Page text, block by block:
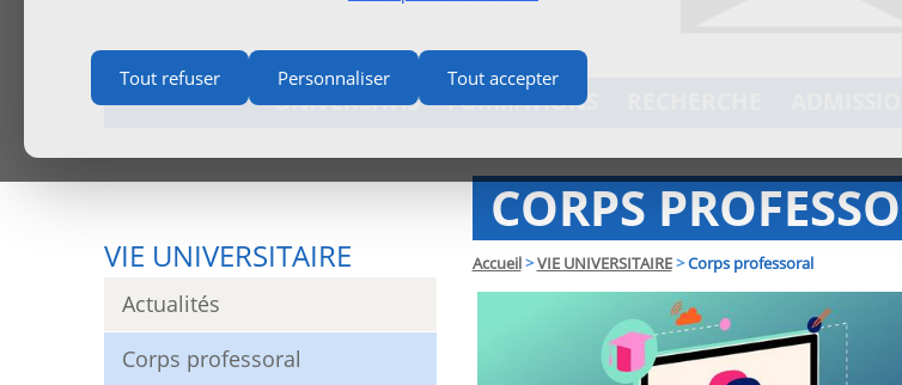
Tout refuser Personnaliser Tout accepter
UNIVERSITAS FORMATIONS
VIE UNIVERSITAIRE
Actualités
Corps professoral
CORPS
Accueil>VIE UNIVERSITAIRE>Corps professoral